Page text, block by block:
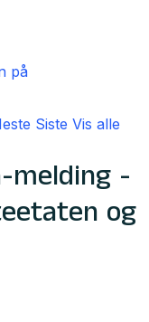
på
Siste Vis alle
melding -
og